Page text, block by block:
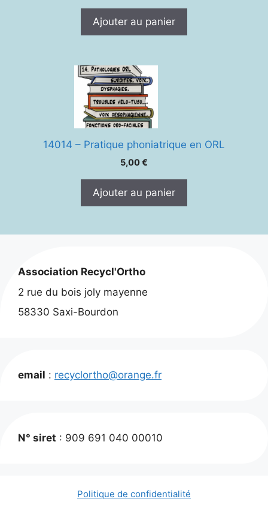
Ajouter au panier
14014 – Pratique phoniatrique en ORL
5,00€
Ajouter au panier
Association Recycl'Ortho
2 rue du bois joly mayenne
58330 Saxi-Bourdon
email : recyclortho@orange.fr
N° siret : 909 691 040 00010
Politique de confidentialité